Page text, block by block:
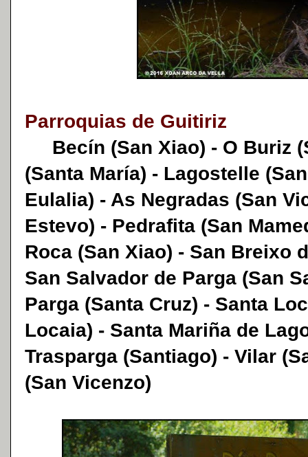
Parroquias de Guitiriz
Becín (San Xiao) - O Buriz
(Santa María) - Lagostelle
Eulalia) - As Negradas (San
Estevo) - Pedrafita (San
Roca (San Xiao) - San Breixo
San Salvador de Parga (San
Parga (Santa Cruz) - Santa
Locaia) - Santa Mariña de
Trasparga (Santiago) - Vilar
(San Vicenzo)